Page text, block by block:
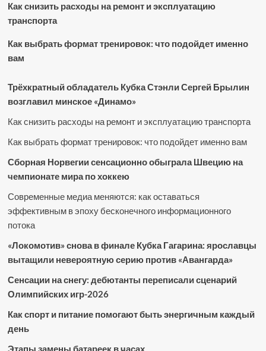
Как снизить расходы на ремонт и эксплуатацию
транспорта
Как выбрать формат тренировок: что подойдет именно
вам
Трёхкратный обладатель Кубка Стэнли Сергей Брылин
возглавил минское «Динамо»
Как снизить расходы на ремонт и эксплуатацию транспорта
Как выбрать формат тренировок: что подойдет именно вам
Сборная Норвегии сенсационно обыграла Швецию на
чемпионате мира по хоккею
Современные медиа меняются: как оставаться
эффективным в эпоху бесконечного информационного
потока
«Локомотив» снова в финале Кубка Гагарина: ярославцы
вытащили невероятную серию против «Авангарда»
Сенсации на снегу: дебютанты переписали сценарий
Олимпийских игр-2026
Как спорт и питание помогают быть энергичным каждый
день